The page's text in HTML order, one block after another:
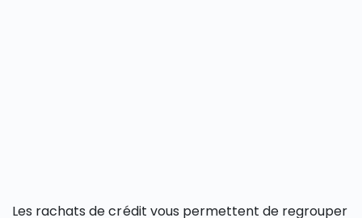
Les rachats de crédit vous permettent de regrouper